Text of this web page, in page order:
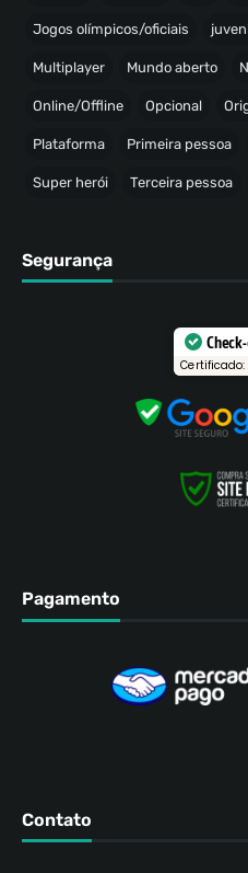
Jogos olímpicos/oficiais
Multiplayer Mundo aberto
Online/Offline Opcional
Plataforma Primeira pessoa
Super herói Terceira pessoa
Segurança
Pagamento
Contato